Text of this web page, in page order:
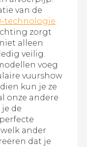
van de
technologie
zorgt
alleen
veilig.
voeg
vuurshow
kun je ze
onze andere
de
ander
dat je